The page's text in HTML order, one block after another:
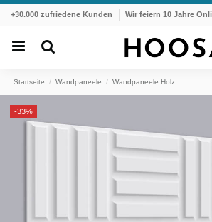
+30.000 zufriedene Kunden Wir feiern 10 Jahre
Startseite Wandpaneele Wandpaneele Holz
-33%